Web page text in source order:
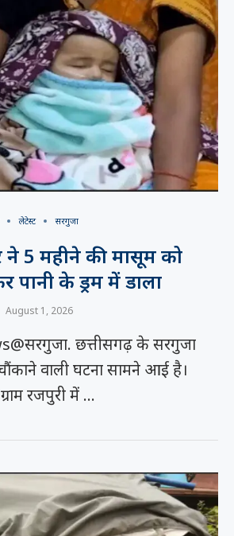
लेटेस्ट सरगुजा
5 महीने की मासूम को
पानी के ड्रम में डाला
August 1, 2026
छत्तीसगढ़ के सरगुजा
वाली घटना सामने आई है।
रजपुरी में …